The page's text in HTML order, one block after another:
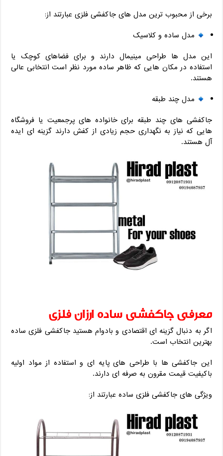
برخی از محبوب ترین مدل های جاکفشی فلزی عبارتند از:
مدل ساده و کلاسیک
این مدل ها طراحی مینیمال دارند و برای فضاهای کوچک یا
استفاده در مکان هایی که ظاهر ساده مورد نظر است انتخابی عالی
هستند.
مدل چند طبقه
جاکفشی های چند طبقه برای خانواده های پرجمعیت یا فروشگاه
هایی که نیاز به نگهداری حجم زیادی از کفش دارند گزینه ای ایده
آل هستند.
معرفی جاکفشی ساده ارزان فلزی
اگر به دنبال گزینه ای اقتصادی و بادوام هستید جاکفشی فلزی ساده
بهترین انتخاب است.
این جاکفشی ها با طراحی های پایه ای و استفاده از مواد اولیه
باکیفیت قیمت مقرون به صرفه ای دارند.
ویژگی های جاکفشی فلزی ساده عبارتند از: